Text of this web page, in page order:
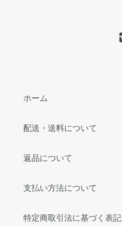
ホーム
配送・送料について
返品について
支払い方法について
特定商取引法に基づく表記